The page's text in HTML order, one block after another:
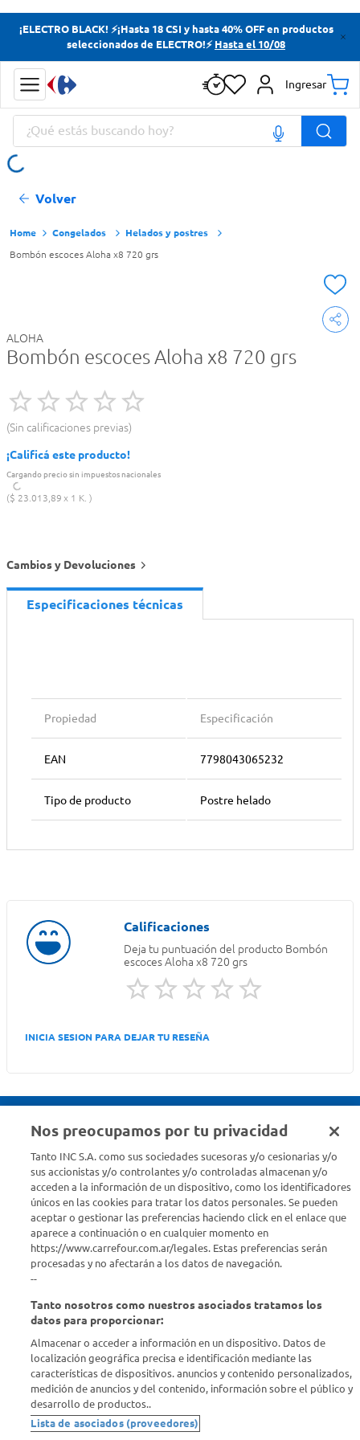
¡ELECTRO BLACK! ⚡¡Hasta 18 CSI y hasta 40% OFF en productos
seleccionados de ELECTRO!⚡ Hasta el 10/08
Ingresar
¿Qué estás buscando hoy?
Volver
Congelados Helados y postres
Bombón escoces Aloha x8 720 grs
ALOHA
Bombón escoces Aloha x8 720 grs
Sin calificaciones previas
¡Calificá este producto!
Cargando precio sin impuestos nacionales
$ 23.013,89 1 K.
Cambios y Devoluciones
Especificaciones técnicas
Propiedad Especificación
EAN 7798043065232
Tipo de producto Postre helado
Deja tu puntuación del producto Bombón
escoces Aloha x8 720 grs
INICIA SESION PARA DEJAR TU RESEÑA
Estamos para ayudarte
¿Tenés una consulta? Comunicate con nosotros acá
Descubrí Carrefour
Conocenos
Info útil
Comprá Online
Nos preocupamos por tu privacidad
Tanto INC S.A. como sus sociedades sucesoras y/o cesionarias y/o
sus accionistas y/o controlantes y/o controladas almacenan y/o
acceden a la información de un dispositivo, como los identificadores
únicos en las cookies para tratar los datos personales. Se pueden
aceptar o gestionar las preferencias haciendo click en el enlace que
aparece a continuación o en cualquier momento en
https://www.carrefour.com.ar/legales. Estas preferencias serán
procesadas y no afectarán a los datos de navegación.
--
Tanto nosotros como nuestros asociados tratamos los
datos para proporcionar:
Almacenar o acceder a información en un dispositivo. Datos de
localización geográfica precisa e identificación mediante las
características de dispositivos. anuncios y contenido personalizados,
medición de anuncios y del contenido, información sobre el público y
desarrollo de productos..
Lista de asociados (proveedores)
Términos más buscados
Yerba
Cerveza
Doves
Términos más buscados
Cerveza
Doves
Papas Fritas